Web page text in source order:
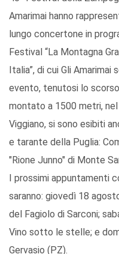
Amarimai hanno
lungo concertone in
Festival “La Montagna
Italia”, di cui Gli
evento, tenutosi lo
montato a 1500 metri,
Viggiano, si sono esibiti
e tarante della Puglia:
"Rione Junno" di Monte
I prossimi appuntamenti
saranno: giovedì 18
del Fagiolo di Sarconi;
Vino sotto le stelle; e
Gervasio (PZ).